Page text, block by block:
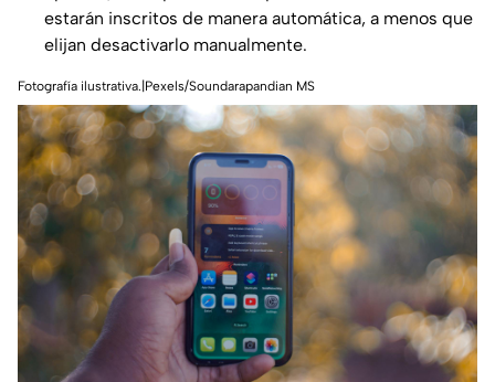
estarán inscritos de manera automática, a menos que
elijan desactivarlo manualmente.
Fotografía ilustrativa.|Pexels/Soundarapandian MS